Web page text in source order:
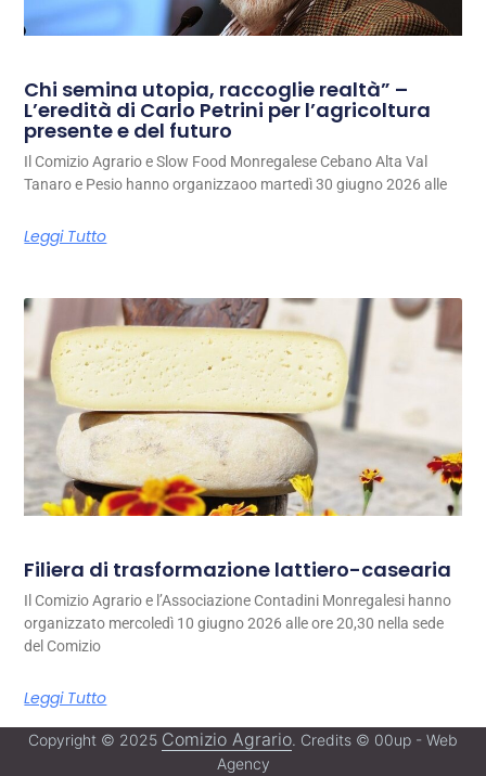
Chi semina utopia, raccoglie realtà” –
L’eredità di Carlo Petrini per l’agricoltura
presente e del futuro
Il Comizio Agrario e Slow Food Monregalese Cebano Alta Val
Tanaro e Pesio hanno organizzaoo martedì 30 giugno 2026 alle
Leggi Tutto
Filiera di trasformazione lattiero-casearia
Il Comizio Agrario e l’Associazione Contadini Monregalesi hanno
organizzato mercoledì 10 giugno 2026 alle ore 20,30 nella sede
del Comizio
Leggi Tutto
Copyright © 2025 Comizio Agrario. Credits © 00up - Web
Agency